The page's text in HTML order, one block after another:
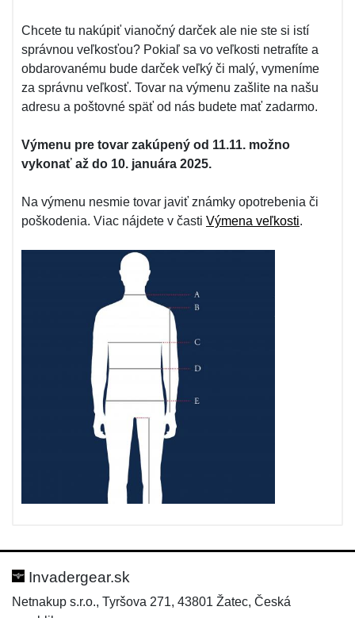
Chcete tu nakúpiť vianočný darček ale nie ste si istí
správnou veľkosťou? Pokiaľ sa vo veľkosti netrafíte a
obdarovanému bude darček veľký či malý, vymeníme
za správnu veľkosť. Tovar na výmenu zašlite na našu
adresu a poštovné späť od nás budete mať zadarmo.
Výmenu pre tovar zakúpený od 11.11. možno
vykonať až do 10. januára 2025.
Na výmenu nesmie tovar javiť známky opotrebenia či
poškodenia. Viac nájdete v časti Výmena veľkosti.
Invadergear.sk
Netnakup s.r.o., Tyršova 271, 43801 Žatec, Česká